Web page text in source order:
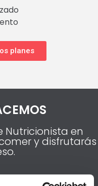
planes
Nutricionista en
y disfrutarás